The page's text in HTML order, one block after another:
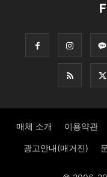
매체 소개 이용약관
광고안내(매거진)